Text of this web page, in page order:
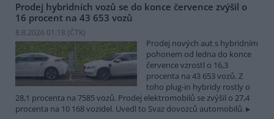
Prodej hybridních vozů se do konce července zvýšil o
16 procent na 43 653 vozů
8.8.2026 01:18 (ČTK)
Prodej nových aut s hybridním
pohonem od ledna do konce
července vzrostl o 16,3
procenta na 43 653 vozů. Z
toho plug-in hybridy rostly o
28,1 procenta na 7585 vozů. Prodej elektromobilů se zvýšil o 27,4
procenta na 10 168 vozidel. Uvedl to Svaz dovozců automobilů.